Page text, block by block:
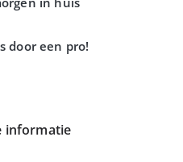
informatie